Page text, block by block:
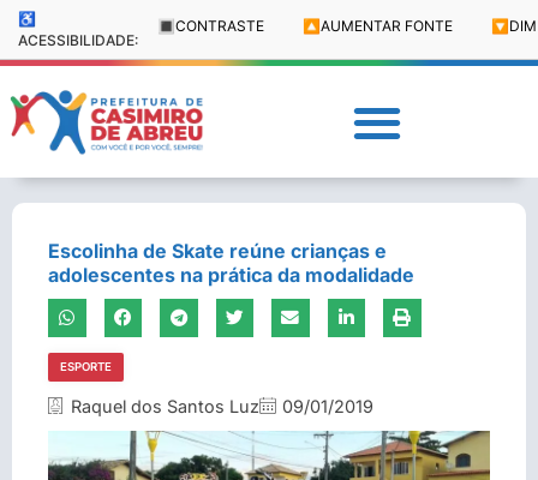
♿
ACESSIBILIDADE:
🔳 CONTRASTE 🔼 AUMENTAR FONTE 🔽
Escolinha de Skate reúne crianças e
adolescentes na prática da modalidade
ESPORTE
Raquel dos Santos Luz 09/01/2019